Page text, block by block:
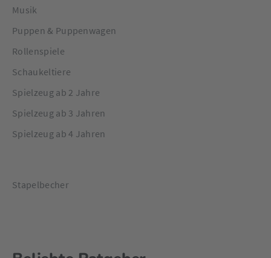
Musik
Puppen & Puppenwagen
Rollenspiele
Schaukeltiere
Spielzeug ab 2 Jahre
Spielzeug ab 3 Jahren
Spielzeug ab 4 Jahren
Stapelbecher